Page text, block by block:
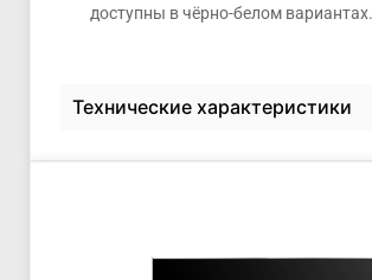
доступны в чёрно-белом вариантах.
Технические характеристики